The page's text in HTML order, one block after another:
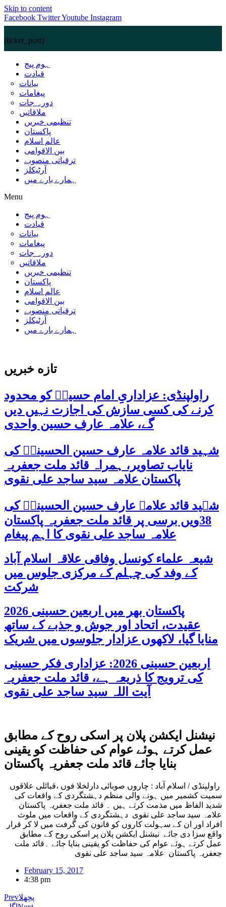
Skip to content
Facebook TwitterYoutube Instagram
[ticker_post]
ہوم پیج
قیادت
بیانات
پیغامات
دورہ جات
ملاقاتیں
تنظیمی خبریں
پاکستان
عالم اسلام
بین الاقوامی
ترقیاتی منصوبے
آرٹیکلز
ہمارے بارے میں
Menu
ہوم پیج
قیادت
بیانات
پیغامات
دورہ جات
ملاقاتیں
تنظیمی خبریں
پاکستان
عالم اسلام
بین الاقوامی
ترقیاتی منصوبے
آرٹیکلز
ہمارے بارے میں
تازه خبریں
راولپنڈی: عزاداریِ امام حسینؑ کو محدود
کرنے کی کسی سازش کی اجازت نہیں دیں
گے، علامہ عارف حسین واحدی
شہید قائد علامہ عارف حسین الحسینیؒ کی
نایاب تصاویر، ہمراہ قائد ملت جعفریہ
پاکستان علامہ سید ساجد علی نقوی
شہید قائد علامہ عارف حسین الحسینیؒ کی
38ویں برسی پر قائد ملت جعفریہ پاکستان
علامہ ساجد علی نقوی کا اہم پیغام
شیعہ علماء کونسل وفاقی علاقہ اسلام آباد
کے وفد کی چہلم کے مرکزی جلوس میں
شرکت
پاکستان بھر میں اربعین حسینی 2026
عقیدت، اتحاد اور جوش و جذبے کے ساتھ
منایا گیا، لاکھوں عزادار جلوسوں میں شریک
اربعین حسینی 2026: عزاداری فکر حسینی
کی ترویج کا ذریعہ ہے، قائد ملت جعفریہ
آیت اللہ سید ساجد علی نقوی
نیشنل ایکشن پلان پر اسکی روح کے مطابق
عمل کرتے ہوئے عوام کی حفاظت کو یقینی
بنایا جائے قائد ملت جعفریہ پاکستان
راولپنڈی / اسلام آباد : چاروں صوبائی دارلخلا فوں ،قبائلی علاقوں
سمیت کشمیر میں ہونے والی منظم دہشتگردی کے واقعات کی
شدید الفاظ میں مذمت کرتے ہیں ۔ قائد ملت جعفریہ پاکستان
علامہ سید ساجد علی نقوی دہشتگردی کے واقعات میں ملوث
افراد اور ان کے سہولت کاروں کو قانون کی گرفت میں لا کر قرار
واقع سزا دی جائے نیشنل ایکشن پلان پر اسکی روح کے مطابق
عمل کرتے ہوئے عوام کی حفاظت کو یقینی بنایا جائے ۔قائد ملت
جعفریہ پاکستان علامہ سید ساجد علی نقوی
February 15, 2017
4:38 pm
Prevپچھلا